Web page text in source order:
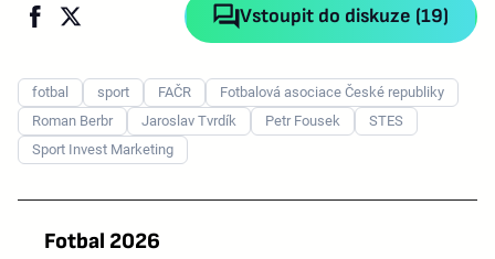
Vstoupit do diskuze (19)
fotbal sport FAČR
Fotbalová asociace České republiky
Roman Berbr
Jaroslav Tvrdík Petr Fousek
STES
Sport Invest Marketing
Fotbal 2026